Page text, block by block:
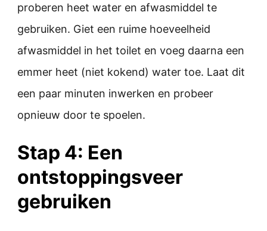
proberen heet water en afwasmiddel te
gebruiken. Giet een ruime hoeveelheid
afwasmiddel in het toilet en voeg daarna een
emmer heet (niet kokend) water toe. Laat dit
een paar minuten inwerken en probeer
opnieuw door te spoelen.
Stap 4: Een
ontstoppingsveer
gebruiken